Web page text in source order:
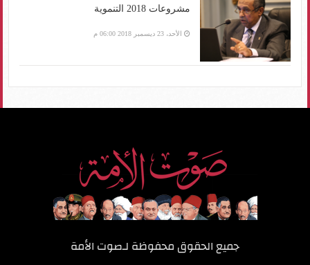
مشروعات 2018 التنموية
الأحد، 23 ديسمبر 2018 06:00 م
جميع الحقوق محفوظة لـصوت الأمة